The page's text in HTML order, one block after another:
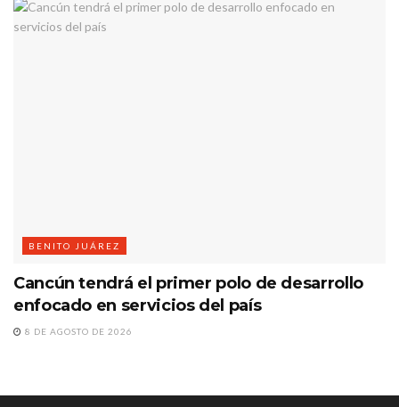
BENITO JUÁREZ
Cancún tendrá el primer polo de desarrollo
enfocado en servicios del país
8 DE AGOSTO DE 2026